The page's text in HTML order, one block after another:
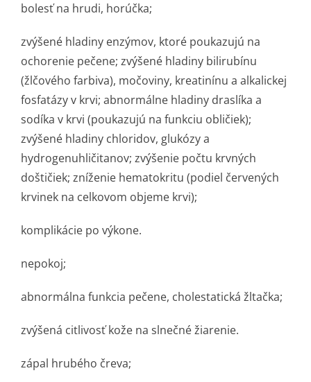
bolesť na hrudi, horúčka;
zvýšené hladiny enzýmov, ktoré poukazujú na
ochorenie pečene; zvýšené hladiny bilirubínu
(žlčového farbiva), močoviny, kreatinínu a alkalickej
fosfatázy v krvi; abnormálne hladiny draslíka a
sodíka v krvi (poukazujú na funkciu obličiek);
zvýšené hladiny chloridov, glukózy a
hydrogenuhliči­tanov; zvýšenie počtu krvných
doštičiek; zníženie hematokritu (podiel červených
krvinek na celkovom objeme krvi);
komplikácie po výkone.
nepokoj;
abnormálna funkcia pečene, cholestatická žltačka;
zvýšená citlivosť kože na slnečné žiarenie.
zápal hrubého čreva;